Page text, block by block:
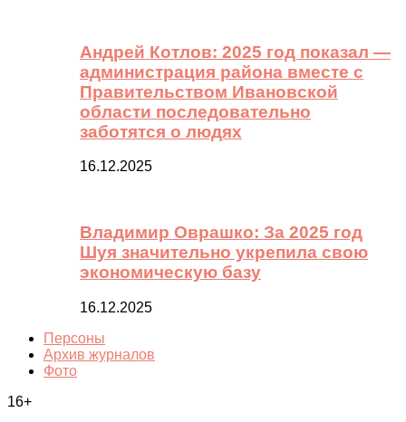
Андрей Котлов: 2025 год показал —
администрация района вместе с
Правительством Ивановской
области последовательно
заботятся о людях
16.12.2025
Владимир Оврашко: За 2025 год
Шуя значительно укрепила свою
экономическую базу
16.12.2025
Персоны
Архив журналов
Фото
16+